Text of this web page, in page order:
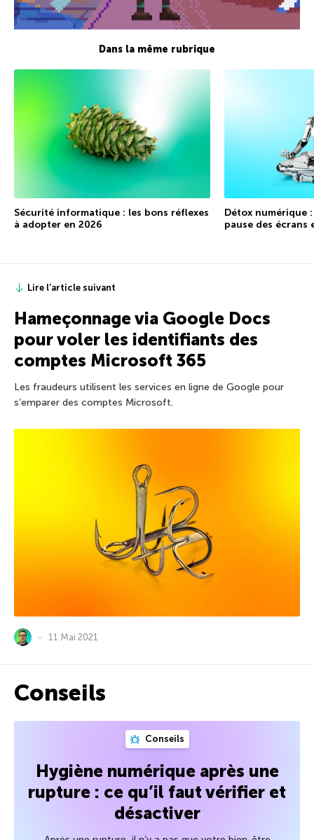
Dans la même rubrique
Sécurité informatique : les bons réflexes
à adopter en 2026
Détox numérique
pause des
Lire l’article suivant
Hameçonnage via Google Docs
pour voler les identifiants des
comptes Microsoft 365
Les fraudeurs utilisent les services en ligne de Google pour
s’emparer des comptes Microsoft.
11 Mai 2021
Conseils
Conseils
Hygiène numérique après une
rupture : ce qu’il faut vérifier et
désactiver